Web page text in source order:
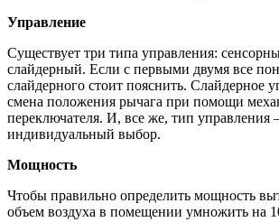
Управление
Существует три типа управления:
слайдерный. Если с первыми двумя все
слайдерного стоит пояснить. Слайдерное
смена положения рычага при помощи
переключателя. И, все же, тип управления
индивидуальный выбор.
Мощность
Чтобы правильно определить мощность
объем воздуха в помещении умножить на